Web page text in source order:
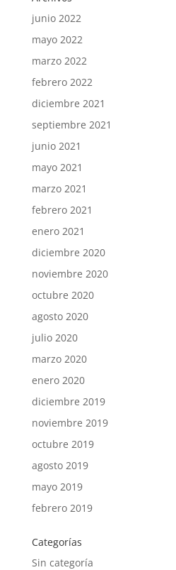
junio 2022
mayo 2022
marzo 2022
febrero 2022
diciembre 2021
septiembre 2021
junio 2021
mayo 2021
marzo 2021
febrero 2021
enero 2021
diciembre 2020
noviembre 2020
octubre 2020
agosto 2020
julio 2020
marzo 2020
enero 2020
diciembre 2019
noviembre 2019
octubre 2019
agosto 2019
mayo 2019
febrero 2019
Categorías
Sin categoría